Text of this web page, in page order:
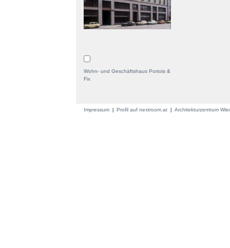
Wohn- und Geschäftshaus Portois &
Fix
Impressum Profil auf nextroom.at Architekturzentrum